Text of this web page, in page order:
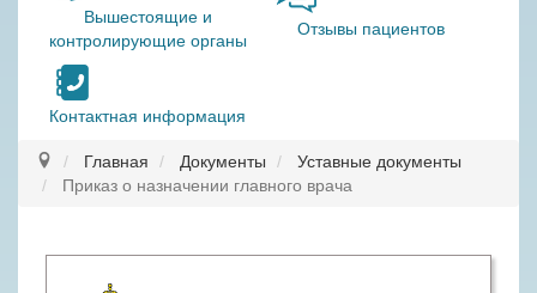
Вышестоящие и
контролирующие органы
Отзывы пациентов
Контактная информация
Главная Документы
Уставные документы
Приказ о назначении главного врача